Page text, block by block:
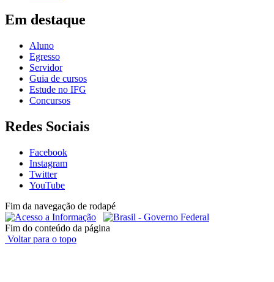
Em destaque
Aluno
Egresso
Servidor
Guia de cursos
Estude no IFG
Concursos
Redes Sociais
Facebook
Instagram
Twitter
YouTube
Fim da navegação de rodapé
Fim do conteúdo da página
Voltar para o topo